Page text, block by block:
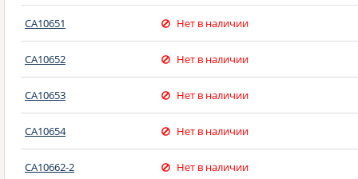
CA10651 Нет в наличии
CA10652 Нет в наличии
CA10653 Нет в наличии
CA10654 Нет в наличии
CA10662-2 Нет в наличии